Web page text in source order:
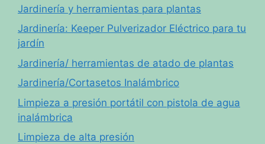
Jardinería y herramientas para plantas
Jardinería: Keeper Pulverizador Eléctrico para tu
jardín
Jardinería/ herramientas de atado de plantas
Jardinería/Cortasetos Inalámbrico
Limpieza a presión portátil con pistola de agua
inalámbrica
Limpieza de alta presión